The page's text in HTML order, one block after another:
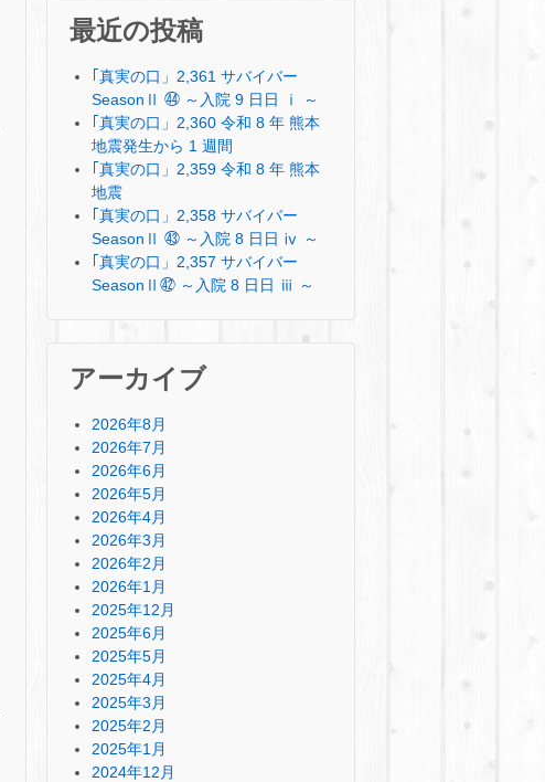
最近の投稿
｢真実の口」2,361 サバイバー
SeasonⅡ ㊹ ～入院 9 日日 ⅰ ～
｢真実の口」2,360 令和 8 年 熊本
地震発生から 1 週間
｢真実の口」2,359 令和 8 年 熊本
地震
｢真実の口」2,358 サバイバー
SeasonⅡ ㊸ ～入院 8 日日 ⅳ ～
｢真実の口」2,357 サバイバー
SeasonⅡ㊷ ～入院 8 日日 ⅲ ～
アーカイブ
2026年8月
2026年7月
2026年6月
2026年5月
2026年4月
2026年3月
2026年2月
2026年1月
2025年12月
2025年6月
2025年5月
2025年4月
2025年3月
2025年2月
2025年1月
2024年12月